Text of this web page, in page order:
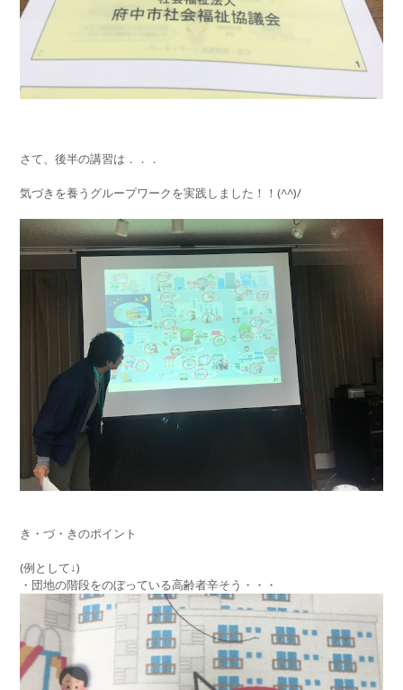
さて、後半の講習は．．．
気づきを養うグループワークを実践しました！！(^^)/
き・づ・きのポイント
(例として↓)
・団地の階段をのぼっている高齢者辛そう・・・